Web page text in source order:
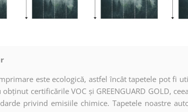
este ecologică, astfel încât tapetele pot fi
certificările VOC și GREENGUARD GOLD,
privind emisiile chimice. Tapetele noastre